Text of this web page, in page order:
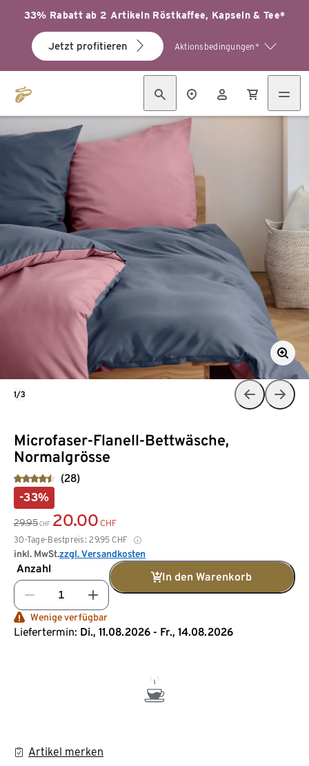
33% Rabatt ab 2 Artikeln Röstkaffee, Kapseln & Tee*
Jetzt profitieren Aktionsbedingungen*
Microfaser-Flanell-Bettwäsche,
Normalgrösse
(28)
-33%
29.95 CHF 20.00 CHF
30-Tage-Bestpreis: 29.95 CHF
inkl. MwSt.zzgl. Versandkosten
Anzahl
In den Warenkorb
Wenige verfügbar
Liefertermin: Di., 11.08.2026 - Fr., 14.08.2026
Artikel merken
1/3